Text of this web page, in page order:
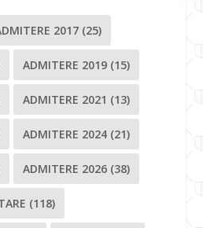
2017 (25)
ADMITERE 2019 (15)
ADMITERE 2021 (13)
ADMITERE 2024 (21)
ADMITERE 2026 (38)
(118)